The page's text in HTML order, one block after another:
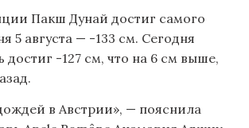
Пакш Дунай достиг самого
5 августа — -133 см. Сегодня
достиг -127 см, что на 6 см выше,
в Австрии», — пояснила